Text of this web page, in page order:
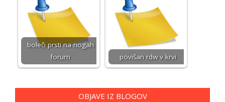
boleči prsti na nogah
forum
povišan rdw v krvi
OBJAVE IZ BLOGOV